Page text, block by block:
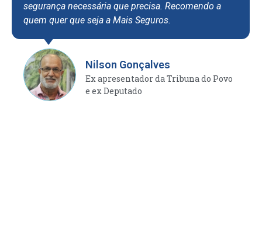
segurança necessária que precisa. Recomendo a
quem quer que seja a Mais Seguros.
Nilson Gonçalves
Ex apresentador da Tribuna do Povo
e ex Deputado